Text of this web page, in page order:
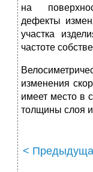
на
дефекты
участка
частоте
изменения
имеет место в
толщины слоя
<